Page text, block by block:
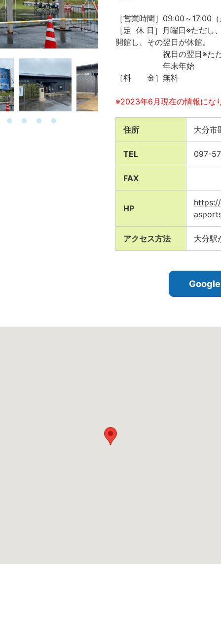
［営業時間］09:00～17:00
［定 休 日］月曜日※ただし
開館し、その翌日が休館。
祝日の翌日※ただし、
年末年始
［料 金］無料
※2023年6月現在の情報にな
住所 大分市
TEL 097-
FAX
HP
アクセス方法 大分駅
Google